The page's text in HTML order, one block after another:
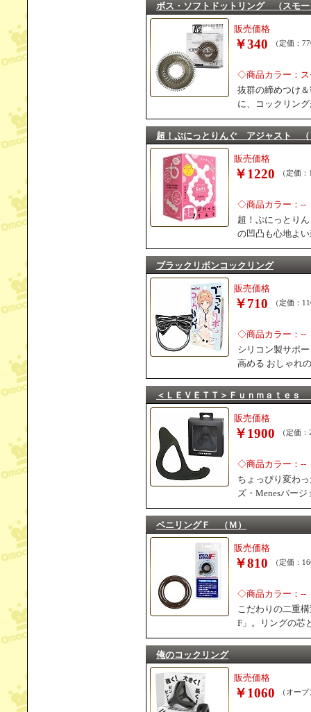
ボス・ソフトドットリング （スモー
販売価格
￥340 （定価：
◇商品カラー：ス
抜群の締めつけ
に、コックリン
超！ぷにっとりんぐ アジャスト （
販売価格
￥1220 （定価
◇商品カラー：--
超！ぷにっとり
の凹凸も心地よ
ブラックリボンコックリング
販売価格
￥710 （定価：
◇商品カラー：--
シリコン製サポ
高める おしゃれ
＜ＬＥＶＥＴＴ＞Ｆｕｎｍａｔｅ
販売価格
￥1900 （定価
◇商品カラー：--
ちょっぴり変わ
ズ・Menesバー
ペニリングＦ （Ｍ）
販売価格
￥810 （定価：
◇商品カラー：--
こだわりの二重
F」。リングの芯
俺のコックリング
販売価格
￥1060 （オー